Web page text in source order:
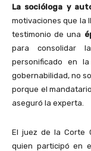
La socióloga y
motivaciones que la
testimonio de una
para consolidar
personificado en
gobernabilidad, no
porque el
aseguró la experta.
El juez de la Corte
quien participó en